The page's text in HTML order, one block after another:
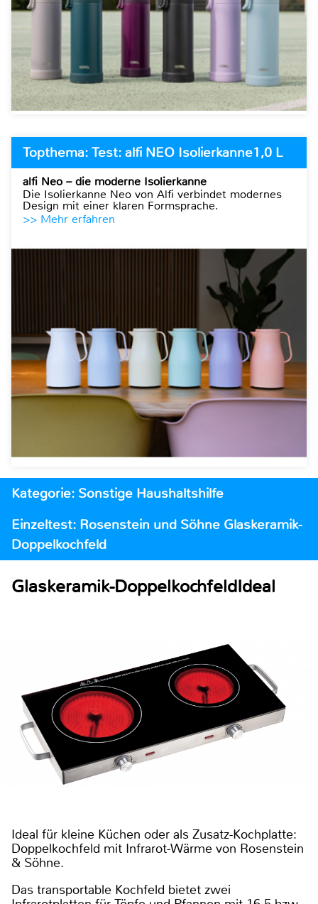
Topthema: Test: alfi NEO Isolierkanne1,0 L
alfi Neo – die moderne Isolierkanne
Die Isolierkanne Neo von Alfi verbindet modernes
Design mit einer klaren Formsprache.
>> Mehr erfahren
Kategorie: Sonstige Haushaltshilfe
Einzeltest: Rosenstein und Söhne Glaskeramik-
Doppelkochfeld
Glaskeramik-DoppelkochfeldIdeal
Ideal für kleine Küchen oder als Zusatz-Kochplatte:
Doppelkochfeld mit Infrarot-Wärme von Rosenstein
& Söhne.
Das transportable Kochfeld bietet zwei